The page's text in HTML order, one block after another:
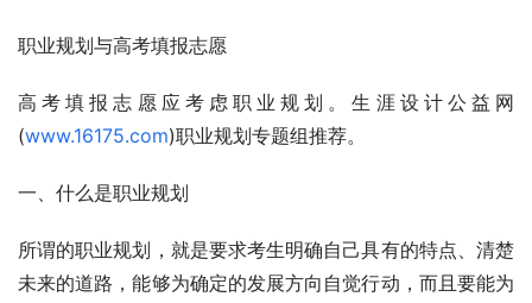
职业规划与高考填报志愿
高考填报志愿应考虑职业规划。生涯设计公益网
(www.16175.com)职业规划专题组推荐。
一、什么是职业规划
所谓的职业规划，就是要求考生明确自己具有的特点、清楚
未来的道路，能够为确定的发展方向自觉行动，而且要能为